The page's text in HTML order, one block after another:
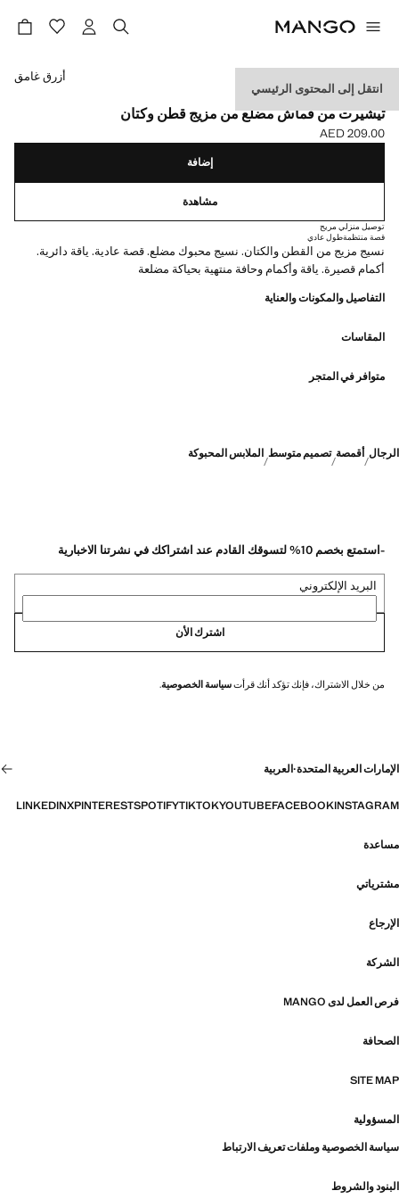
انتقل إلى المحتوى الرئيسي
NEW NOW
تيشيرت من قماش مضلع من مزيج قطن وكتان
السعر الحالي [AED 209.00 ]
AED 209.00
حدد اللون
أزرق غامق
إضافة
مشاهدة
توصيل منزلي مريح
قصة منتظمةطول عادي
نسيج مزيج من القطن والكتان. نسيج محبوك مضلع. قصة عادية. ياقة دائرية.
أكمام قصيرة. ياقة وأكمام وحافة منتهية بحياكة مضلعة
التفاصيل والمكونات والعناية
المقاسات
متوافر في المتجر
الرجال أقمصة تصميم متوسط الملابس المحبوكة
-استمتع بخصم 10% لتسوقك القادم عند اشتراكك في نشرتنا الاخبارية
البريد الإلكتروني
اشترك الأن
من خلال الاشتراك، فإنك تؤكد أنك قرأتسياسة الخصوصية.
الإمارات العربية المتحدة·العربية
INSTAGRAM
FACEBOOK
YOUTUBE
TIKTOK
SPOTIFY
PINTEREST
X
LINKEDIN
مساعدة
مشترياتي
الإرجاع
الشركة
فرص العمل لدى MANGO
الصحافة
SITE MAP
المسؤولية
سياسة الخصوصية وملفات تعريف الارتباط
البنود والشروط